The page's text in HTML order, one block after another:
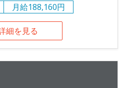
月給188,160円
細を見る